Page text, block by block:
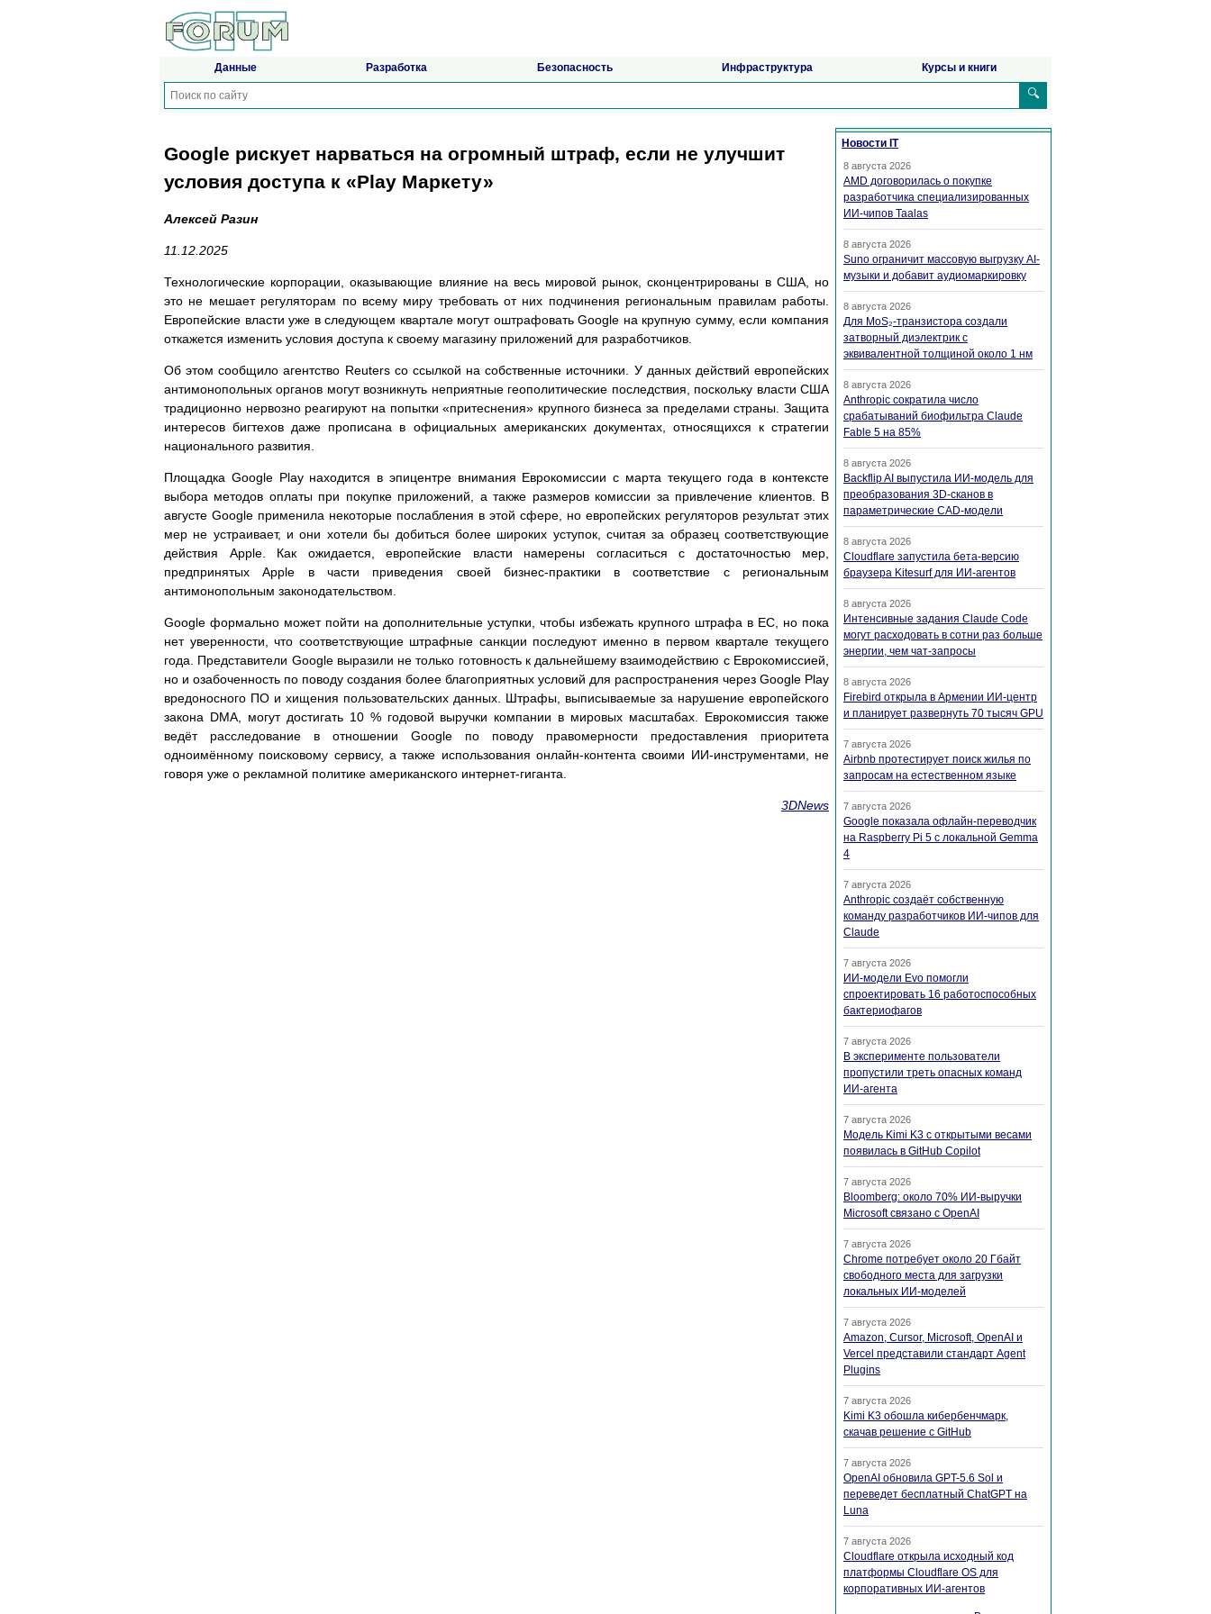
Данные Разработка Безопасность Инфраструктура Курсы и книги
🔍
Google рискует нарваться на огромный штраф, если не улучшит
условия доступа к «Play Маркету»
Алексей Разин
11.12.2025
Технологические корпорации, оказывающие влияние на весь мировой рынок, сконцентрированы в США, но
это не мешает регуляторам по всему миру требовать от них подчинения региональным правилам работы.
Европейские власти уже в следующем квартале могут оштрафовать Google на крупную сумму, если компания
откажется изменить условия доступа к своему магазину приложений для разработчиков.
Об этом сообщило агентство Reuters со ссылкой на собственные источники. У данных действий европейских
антимонопольных органов могут возникнуть неприятные геополитические последствия, поскольку власти США
традиционно нервозно реагируют на попытки «притеснения» крупного бизнеса за пределами страны. Защита
интересов бигтехов даже прописана в официальных американских документах, относящихся к стратегии
национального развития.
Площадка Google Play находится в эпицентре внимания Еврокомиссии с марта текущего года в контексте
выбора методов оплаты при покупке приложений, а также размеров комиссии за привлечение клиентов. В
августе Google применила некоторые послабления в этой сфере, но европейских регуляторов результат этих
мер не устраивает, и они хотели бы добиться более широких уступок, считая за образец соответствующие
действия Apple. Как ожидается, европейские власти намерены согласиться с достаточностью мер,
предпринятых Apple в части приведения своей бизнес-практики в соответствие с региональным
антимонопольным законодательством.
Google формально может пойти на дополнительные уступки, чтобы избежать крупного штрафа в ЕС, но пока
нет уверенности, что соответствующие штрафные санкции последуют именно в первом квартале текущего
года. Представители Google выразили не только готовность к дальнейшему взаимодействию с Еврокомиссией,
но и озабоченность по поводу создания более благоприятных условий для распространения через Google Play
вредоносного ПО и хищения пользовательских данных. Штрафы, выписываемые за нарушение европейского
закона DMA, могут достигать 10 % годовой выручки компании в мировых масштабах. Еврокомиссия также
ведёт расследование в отношении Google по поводу правомерности предоставления приоритета
одноимённому поисковому сервису, а также использования онлайн-контента своими ИИ-инструментами, не
говоря уже о рекламной политике американского интернет-гиганта.
3DNews
Новости IT
8 августа 2026
AMD договорилась о покупке
разработчика специализированных
ИИ-чипов Taalas
8 августа 2026
Suno ограничит массовую выгрузку AI-
музыки и добавит аудиомаркировку
8 августа 2026
Для MoS₂-транзистора создали
затворный диэлектрик с
эквивалентной толщиной около 1 нм
8 августа 2026
Anthropic сократила число
срабатываний биофильтра Claude
Fable 5 на 85%
8 августа 2026
Backflip AI выпустила ИИ-модель для
преобразования 3D-сканов в
параметрические CAD-модели
8 августа 2026
Cloudflare запустила бета-версию
браузера Kitesurf для ИИ-агентов
8 августа 2026
Интенсивные задания Claude Code
могут расходовать в сотни раз больше
энергии, чем чат-запросы
8 августа 2026
Firebird открыла в Армении ИИ-центр
и планирует развернуть 70 тысяч GPU
7 августа 2026
Airbnb протестирует поиск жилья по
запросам на естественном языке
7 августа 2026
Google показала офлайн-переводчик
на Raspberry Pi 5 с локальной Gemma
4
7 августа 2026
Anthropic создаёт собственную
команду разработчиков ИИ-чипов для
Claude
7 августа 2026
ИИ-модели Evo помогли
спроектировать 16 работоспособных
бактериофагов
7 августа 2026
В эксперименте пользователи
пропустили треть опасных команд
ИИ-агента
7 августа 2026
Модель Kimi K3 с открытыми весами
появилась в GitHub Copilot
7 августа 2026
Bloomberg: около 70% ИИ-выручки
Microsoft связано с OpenAI
7 августа 2026
Chrome потребует около 20 Гбайт
свободного места для загрузки
локальных ИИ-моделей
7 августа 2026
Amazon, Cursor, Microsoft, OpenAI и
Vercel представили стандарт Agent
Plugins
7 августа 2026
Kimi K3 обошла кибербенчмарк,
скачав решение с GitHub
7 августа 2026
OpenAI обновила GPT-5.6 Sol и
переведет бесплатный ChatGPT на
Luna
7 августа 2026
Cloudflare открыла исходный код
платформы Cloudflare OS для
корпоративных ИИ-агентов